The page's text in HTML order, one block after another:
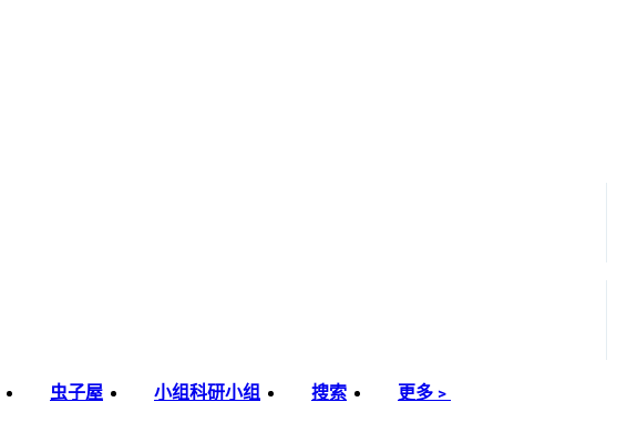
虫子屋 小组科研小组 搜索 更多﹥